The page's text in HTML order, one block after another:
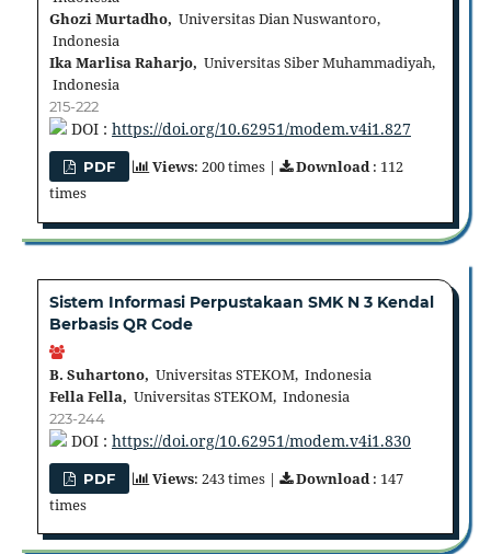
Ghozi Murtadho, Universitas Dian Nuswantoro,
Indonesia
Ika Marlisa Raharjo, Universitas Siber Muhammadiyah,
Indonesia
215-222
DOI : https://doi.org/10.62951/modem.v4i1.827
PDF Views: 200 times | Download: 112
times
Sistem Informasi Perpustakaan SMK N 3 Kendal
Berbasis QR Code
B. Suhartono, Universitas STEKOM, Indonesia
Fella Fella, Universitas STEKOM, Indonesia
223-244
DOI : https://doi.org/10.62951/modem.v4i1.830
PDF Views: 243 times | Download : 147
times